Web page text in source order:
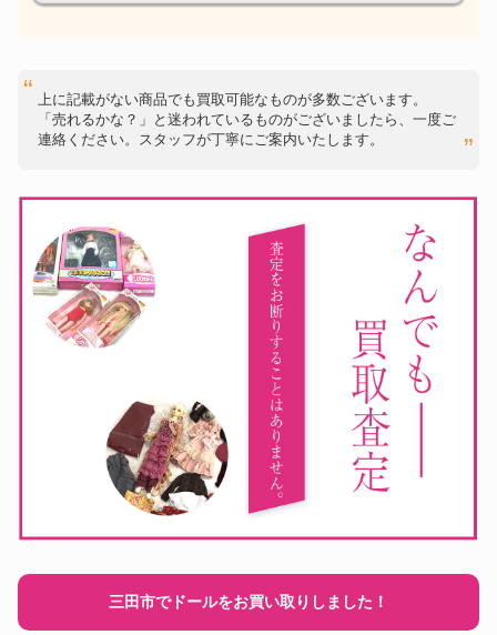
上に記載がない商品でも買取可能なものが多数ございます。
「売れるかな？」と迷われているものがございましたら、一度ご
連絡ください。スタッフが丁寧にご案内いたします。
三田市でドールをお買い取りしました！